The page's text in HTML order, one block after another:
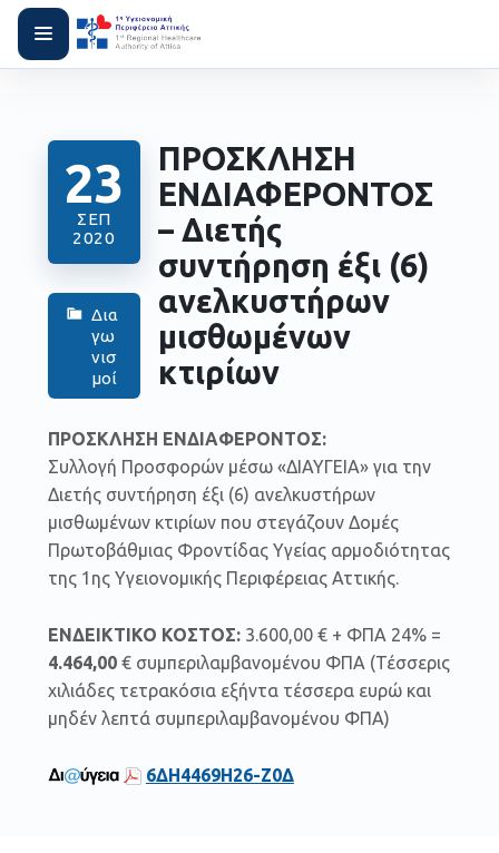
23
ΣΕΠ
2020
Δια
γω
νισ
μοί
ΠΡΟΣΚΛΗΣΗ
ΕΝΔΙΑΦΕΡΟΝΤΟΣ
– Διετής
συντήρηση έξι (6)
ανελκυστήρων
μισθωμένων
κτιρίων
ΠΡΟΣΚΛΗΣΗ ΕΝΔΙΑΦΕΡΟΝΤΟΣ:
Συλλογή Προσφορών μέσω «ΔΙΑΥΓΕΙΑ» για την
Διετής συντήρηση έξι (6) ανελκυστήρων
μισθωμένων κτιρίων που στεγάζουν Δομές
Πρωτοβάθμιας Φροντίδας Υγείας αρμοδιότητας
της 1ης Υγειονομικής Περιφέρειας Αττικής.
ΕΝΔΕΙΚΤΙΚΟ ΚΟΣΤΟΣ: 3.600,00 € + ΦΠΑ 24% =
4.464,00€ συμπεριλαμβανομένου ΦΠΑ (Τέσσερις
χιλιάδες τετρακόσια εξήντα τέσσερα ευρώ και
μηδέν λεπτά συμπεριλαμβανομένου ΦΠΑ)
6ΔΗ4469Η26-Ζ0Δ